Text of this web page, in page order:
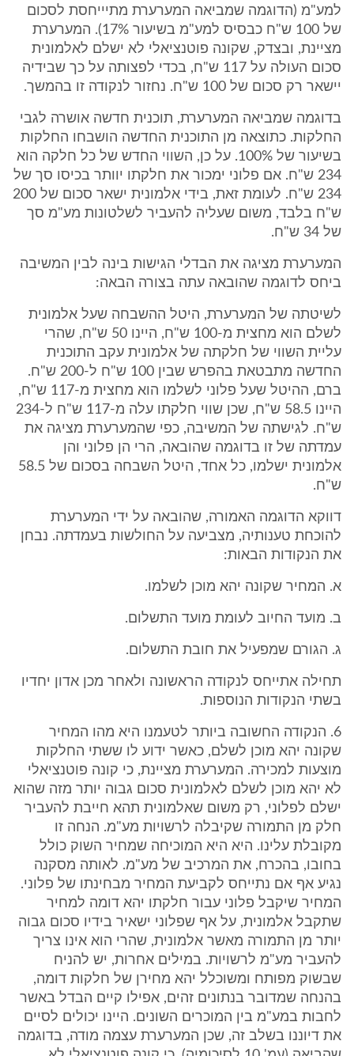
למע"מ (הדוגמה שמביאה המערערת מתיייחסת לסכום
של 100 ש"ח כבסיס למע"מ בשיעור 17%). המערערת
מציינת, ובצדק, שקונה פוטנציאלי לא ישלם לאלמונית
סכום העולה על 117 ש"ח, בכדי לפצותה על כך שבידיה
יישאר רק סכום של 100 ש"ח. נחזור לנקודה זו בהמשך.
בדוגמה שמביאה המערערת, תוכנית חדשה אושרה לגבי
החלקות. כתוצאה מן התוכנית החדשה הושבחו החלקות
בשיעור של 100%. על כן, השווי החדש של כל חלקה הוא
234 ש"ח. אם פלוני ימכור את חלקתו יוותר בכיסו סך של
234 ש"ח. לעומת זאת, בידי אלמונית ישאר סכום של 200
ש"ח בלבד, משום שעליה להעביר לשלטונות מע"מ סך
של 34 ש"ח.
המערערת מציגה את הבדלי הגישות בינה לבין המשיבה
ביחס לדוגמה שהובאה עתה בצורה הבאה:
לשיטתה של המערערת, היטל ההשבחה שעל אלמונית
לשלם הוא מחצית מ-100 ש"ח, היינו 50 ש"ח, שהרי
עליית השווי של חלקתה של אלמונית עקב התוכנית
החדשה מתבטאת בהפרש שבין 100 ש"ח ל-200 ש"ח.
ברם, ההיטל שעל פלוני לשלמו הוא מחצית מ-117 ש"ח,
היינו 58.5 ש"ח, שכן שווי חלקתו עלה מ-117 ש"ח ל-234
ש"ח. לגישתה של המשיבה, כפי שהמערערת מציגה את
עמדתה של זו בדוגמה שהובאה, הרי הן פלוני והן
אלמונית ישלמו, כל אחד, היטל השבחה בסכום של 58.5
ש"ח.
דווקא הדוגמה האמורה, שהובאה על ידי המערערת
להוכחת טענותיה, מצביעה על החולשות בעמדתה. נבחן
את הנקודות הבאות:
א. המחיר שקונה יהא מוכן לשלמו.
ב. מועד החיוב לעומת מועד התשלום.
ג. הגורם שמפעיל את חובת התשלום.
תחילה אתייחס לנקודה הראשונה ולאחר מכן אדון יחדיו
בשתי הנקודות הנוספות.
6. הנקודה החשובה ביותר לטעמנו היא מהו המחיר
שקונה יהא מוכן לשלם, כאשר ידוע לו ששתי החלקות
מוצעות למכירה. המערערת מציינת, כי קונה פוטנציאלי
לא יהא מוכן לשלם לאלמונית סכום גבוה יותר מזה שהוא
ישלם לפלוני, רק משום שאלמונית תהא חייבת להעביר
חלק מן התמורה שקיבלה לרשויות מע"מ. הנחה זו
מקובלת עלינו. היא היא המוכיחה שמחיר השוק כולל
בחובו, בהכרח, את המרכיב של מע"מ. לאותה מסקנה
נגיע אף אם נתייחס לקביעת המחיר מבחינתו של פלוני.
המחיר שיקבל פלוני עבור חלקתו יהא דומה למחיר
שתקבל אלמונית, על אף שפלוני ישאיר בידיו סכום גבוה
יותר מן התמורה מאשר אלמונית, שהרי הוא אינו צריך
להעביר מע"מ לרשויות. במילים אחרות, יש להניח
שבשוק מפותח ומשוכלל יהא מחירן של חלקות דומה,
בהנחה שמדובר בנתונים זהים, אפילו קיים הבדל באשר
לחבות במע"מ בין המוכרים השונים. היינו יכולים לסיים
את דיוננו בשלב זה, שכן המערערת עצמה מודה, בדוגמה